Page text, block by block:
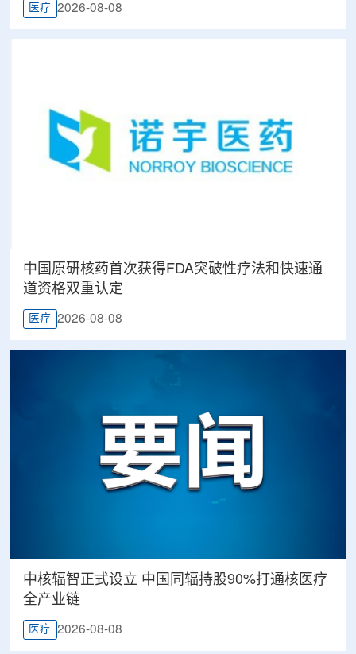
医疗 2026-08-08
中国原研核药首次获得FDA突破性疗法和快速通
道资格双重认定
医疗 2026-08-08
中核辐智正式设立 中国同辐持股90%打通核医疗
全产业链
医疗 2026-08-08